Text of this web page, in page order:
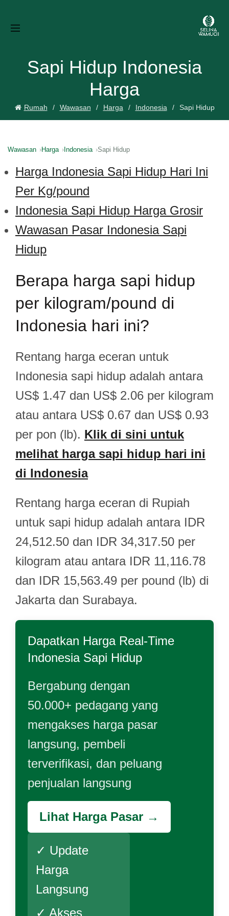
Sapi Hidup Indonesia
Harga
Rumah Wawasan Harga Indonesia Sapi Hidup
Wawasan Harga Indonesia Sapi Hidup
Harga Indonesia Sapi Hidup Hari Ini
Per Kg/pound
Indonesia Sapi Hidup Harga Grosir
Wawasan Pasar Indonesia Sapi
Hidup
Berapa harga sapi hidup
per kilogram/pound di
Indonesia hari ini?
Rentang harga eceran untuk
Indonesia sapi hidup adalah antara
US$ 1.47 dan US$ 2.06 per kilogram
atau antara US$ 0.67 dan US$ 0.93
per pon (lb). Klik di sini untuk
melihat harga sapi hidup hari ini
di Indonesia
Rentang harga eceran di Rupiah
untuk sapi hidup adalah antara IDR
24,512.50 dan IDR 34,317.50 per
kilogram atau antara IDR 11,116.78
dan IDR 15,563.49 per pound (lb) di
Jakarta dan Surabaya.
Dapatkan Harga Real-Time
Indonesia Sapi Hidup
Bergabung dengan
50.000+ pedagang yang
mengakses harga pasar
langsung, pembeli
terverifikasi, dan peluang
penjualan langsung
Lihat Harga Pasar →
✓ Update
Harga
Langsung
✓ Akses